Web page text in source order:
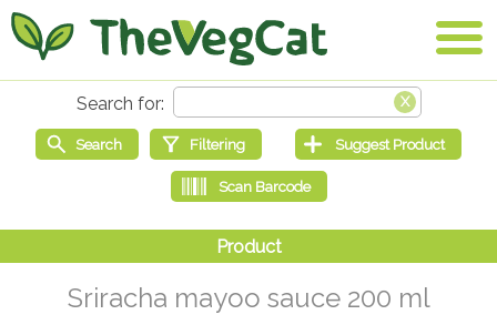
Sriracha mayoo sauce 200 ml